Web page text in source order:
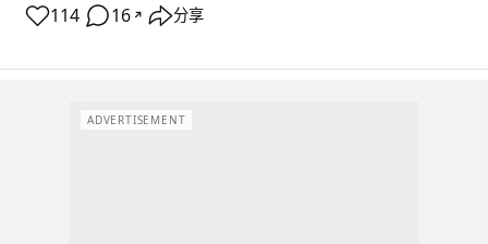
114 16 ↗ 分享
ADVERTISEMENT